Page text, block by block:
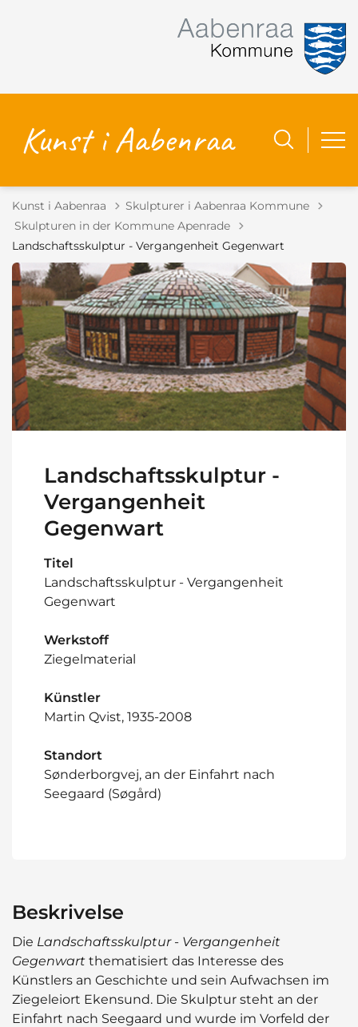
Kunst i Aabenraa
Skulpturer i Aabenraa Kommune
Tilbage til
Skulpturen in der Kommune Apenrade
Landschaftsskulptur - Vergangenheit Gegenwart
Landschaftsskulptur -
Vergangenheit
Gegenwart
Titel
Landschaftsskulptur - Vergangenheit
Gegenwart
Werkstoff
Ziegelmaterial
Künstler
Martin Qvist, 1935-2008
Standort
Sønderborgvej, an der Einfahrt nach
Seegaard (Søgård)
Beskrivelse
Die Landschaftsskulptur- Vergangenheit
Gegenwart thematisiert das Interesse des
Künstlers an Geschichte und sein Aufwachsen im
Ziegeleiort Ekensund. Die Skulptur steht an der
Einfahrt nach Seegaard und wurde im Vorfeld der